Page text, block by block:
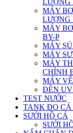
LƯỢNG
MÁY
LƯỢNG
MÁY
BY-P
MÁY
MÁY
MÁY
CHỈNH
MÁY
ĐÈN
TEST NƯỚC
TANK ĐO CÁ
SƯỞI HỒ CÁ
SƯỞI